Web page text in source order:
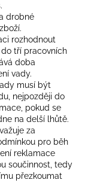
drobné
rozhodnout
tří pracovních
doba
vady.
musí být
nejpozději do
pokud se
na delší lhůtě.
za
pro běh
reklamace
součinnost, tedy
přezkoumat